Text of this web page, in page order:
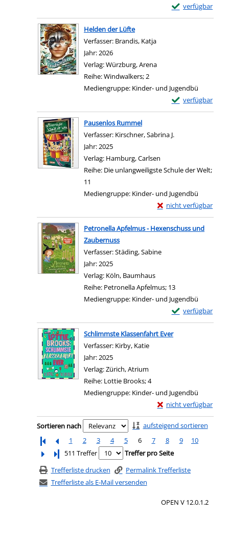
verfügbar
Exemplar-
Zum Download
Helden der Lüfte
Verfasser: Brandis, Katja
Jahr:2026
Verlag:Würzburg, Arena
Reihe:Windwalkers; 2
Mediengruppe: Kinder- und Jugendbü
verfügbar
Exemplar-Details
Zum Download
Pausenlos Rummel
Verfasser: Kirschner, Sabrina J.
Jahr:2025
Verlag: Hamburg, Carlsen
Reihe: Die unlangweiligste Schule der Welt;
11
Mediengruppe: Kinder- und Jugendbü
nicht verfügbar
Exemplar-Details von
Zum Download von
Petronella Apfelmus - Hexenschuss und
Zaubernuss
Verfasser:Städing, Sabine
Jahr:2025
Verlag: Köln, Baumhaus
Reihe: Petronella Apfelmus; 13
Mediengruppe: Kinder- und Jugendbü
verfügbar
Exemplar-Details
Zum Download
Schlimmste Klassenfahrt Ever
Verfasser: Kirby, Katie
Jahr:2025
Verlag:Zürich, Atrium
Reihe: Lottie Brooks; 4
Mediengruppe: Kinder- und Jugendbü
nicht verfügbar
Exemplar-Details von
Zum Download von
Zu den Suchfiltern springen
Sortieren nach
aufsteigend sortieren
1
2 3 4 5 6 7 8 9
10
Letzte Seite
511 Treffer
Treffer pro Seite
Trefferliste drucken
Permalink Trefferliste
Trefferliste als E-Mail versenden
OPEN V 12.0.1.2